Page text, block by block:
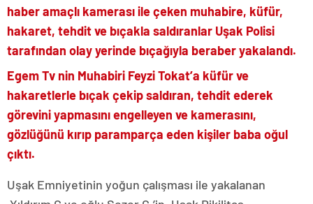
haber amaçlı kamerası ile çeken muhabire, küfür,
hakaret, tehdit ve bıçakla saldıranlar Uşak Polisi
tarafından olay yerinde bıçağıyla beraber yakalandı.
Egem Tv nin Muhabiri Feyzi Tokat’a küfür ve
hakaretlerle bıçak çekip saldıran, tehdit ederek
görevini yapmasını engelleyen ve kamerasını,
gözlüğünü kırıp paramparça eden kişiler baba oğul
çıktı.
Uşak Emniyetinin yoğun çalışması ile yakalanan